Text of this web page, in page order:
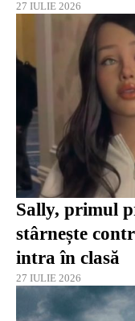
27 IULIE 2026
Sally, primul
stârnește
intra în clasă
27 IULIE 2026